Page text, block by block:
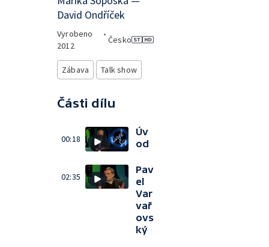
David Ondříček
Vyrobeno
2012
•
Česko
Zábava Talk show
Části dílu
00:18
Úv
od
02:35
Pav
el
Var
vař
ovs
ký